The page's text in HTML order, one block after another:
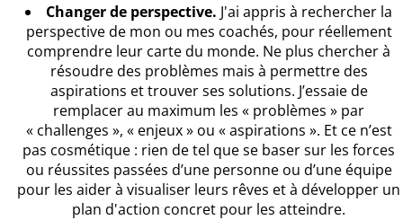
Changer de perspective. J'ai appris à rechercher la
perspective de mon ou mes coachés, pour réellement
comprendre leur carte du monde. Ne plus chercher à
résoudre des problèmes mais à permettre des
aspirations et trouver ses solutions. J’essaie de
remplacer au maximum les « problèmes » par
« challenges », « enjeux » ou « aspirations ». Et ce n’est
pas cosmétique : rien de tel que se baser sur les forces
ou réussites passées d’une personne ou d’une équipe
pour les aider à visualiser leurs rêves et à développer un
plan d'action concret pour les atteindre.